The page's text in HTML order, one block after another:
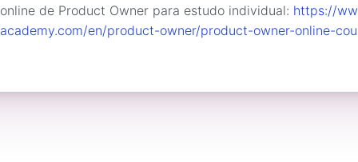
online de Product Owner para estudo individual: https://
academy.com/en/product-owner/product-owner-online-